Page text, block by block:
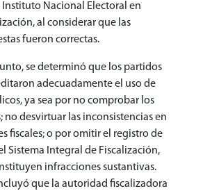
Nacional Electoral en
al considerar que las
fueron correctas.
se determinó que los partidos
adecuadamente el uso de
ya sea por no comprobar los
no desvirtuar las inconsistencias en
fiscales; o por omitir el registro de
Sistema Integral de Fiscalización,
infracciones sustantivas.
que la autoridad fiscalizadora